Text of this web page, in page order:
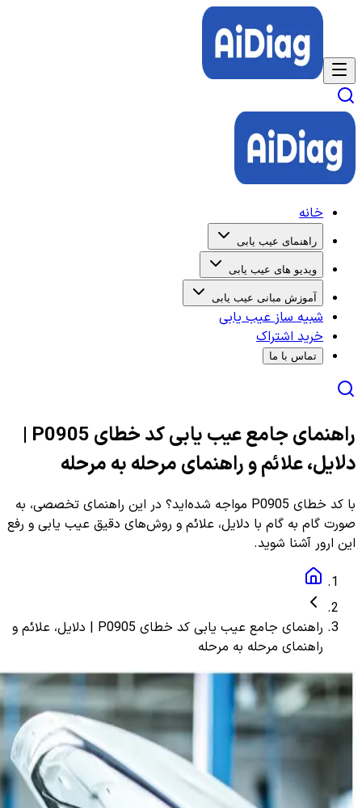
خانه
راهنمای عیب یابی
ویدیو های عیب یابی
آموزش مبانی عیب یابی
شبیه ساز عیب یابی
خرید اشتراک
تماس با ما
راهنمای جامع عیب یابی کد خطای P0905 |
دلایل، علائم و راهنمای مرحله به مرحله
با کد خطای P0905 مواجه شده‌اید؟ در این راهنمای تخصصی، به
صورت گام به گام با دلایل، علائم و روش‌های دقیق عیب یابی و رفع
این ارور آشنا شوید.
راهنمای جامع عیب یابی کد خطای P0905 | دلایل، علائم و
راهنمای مرحله به مرحله